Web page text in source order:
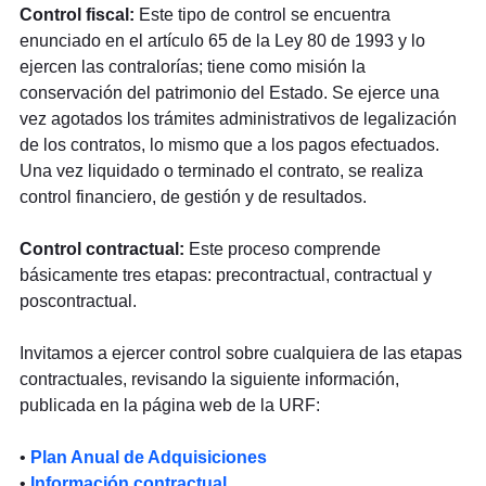
Control fiscal: Este tipo de control se encuentra
enunciado en el artículo 65 de la Ley 80 de 1993 y lo
ejercen las contralorías; tiene como misión la
conservación del patrimonio del Estado. Se ejerce una
vez agotados los trámites administrativos de legalización
de los contratos, lo mismo que a los pagos efectuados.
Una vez liquidado o terminado el contrato, se realiza
control financiero, de gestión y de resultados.
Control contractual: Este proceso comprende
básicamente tres etapas: precontractual, contractual y
poscontractual.
Invitamos a ejercer control sobre cualquiera de las etapas
contractuales, revisando la siguiente información,
publicada en la página web de la URF:
• Plan Anual de Adquisiciones